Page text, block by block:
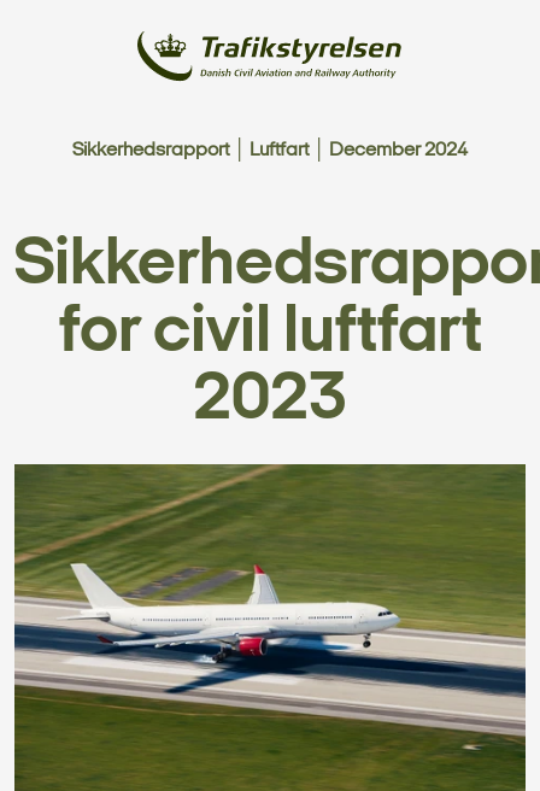
Sikkerhedsrapport │ Luftfart │ December 2024
for civil luftfart
2023